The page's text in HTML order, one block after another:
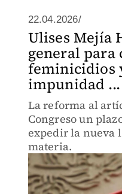
22.04.2026/
Ulises Mejía
general
feminicidios
impunidad ...
La reforma al
Congreso un
expedir la nueva
materia.